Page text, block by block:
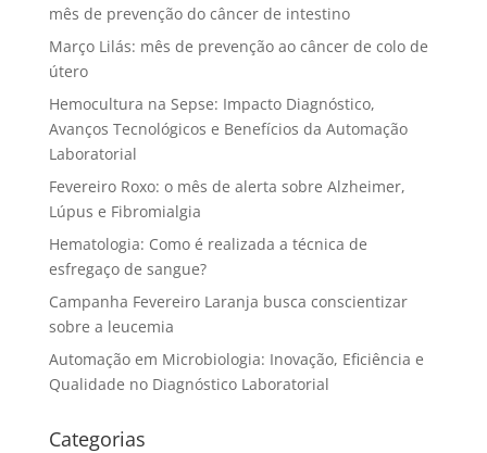
mês de prevenção do câncer de intestino
Março Lilás: mês de prevenção ao câncer de colo de
útero
Hemocultura na Sepse: Impacto Diagnóstico,
Avanços Tecnológicos e Benefícios da Automação
Laboratorial
Fevereiro Roxo: o mês de alerta sobre Alzheimer,
Lúpus e Fibromialgia
Hematologia: Como é realizada a técnica de
esfregaço de sangue?
Campanha Fevereiro Laranja busca conscientizar
sobre a leucemia
Automação em Microbiologia: Inovação, Eficiência e
Qualidade no Diagnóstico Laboratorial
Categorias